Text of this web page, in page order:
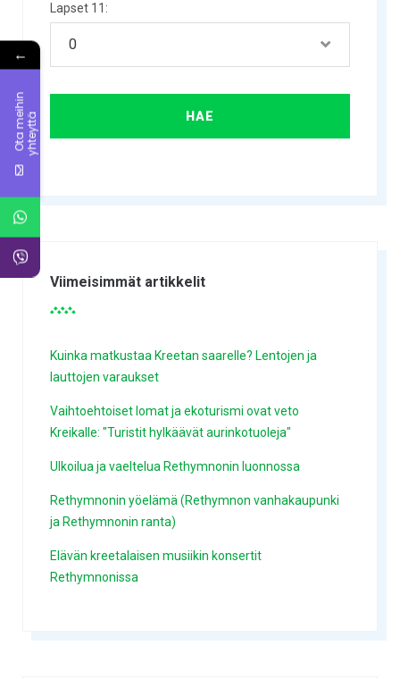
Lapset 11:
Viimeisimmät artikkelit
Kuinka matkustaa Kreetan saarelle? Lentojen ja
lauttojen varaukset
Vaihtoehtoiset lomat ja ekoturismi ovat veto
Kreikalle: "Turistit hylkäävät aurinkotuoleja"
Ulkoilua ja vaeltelua Rethymnonin luonnossa
Rethymnonin yöelämä (Rethymnon vanhakaupunki
ja Rethymnonin ranta)
Elävän kreetalaisen musiikin konsertit
Rethymnonissa
←
O
t
a
me
i
h
i
n
y
h
t
e
y
t
tä